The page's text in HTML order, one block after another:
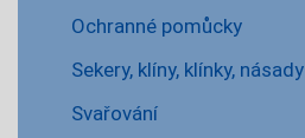
Ochranné pomůcky
Sekery, klíny, klínky, násady
Svařování